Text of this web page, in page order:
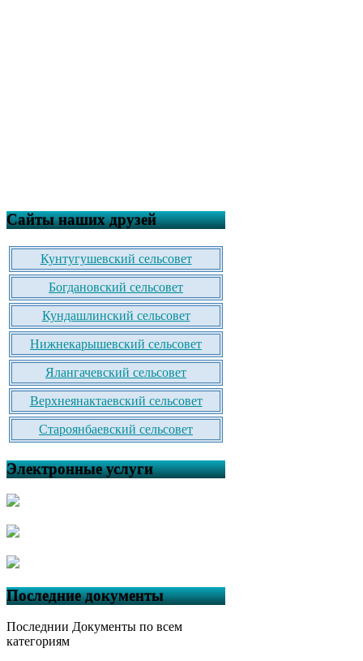
Сайты наших друзей
Кунтугушевский сельсовет
Богдановский сельсовет
Кундашлинский сельсовет
Нижнекарышевский сельсовет
Ялангачевский сельсовет
Верхнеянактаевский сельсовет
Староянбаевский сельсовет
Электронные услуги
Последние документы
Последнии Документы по всем
категориям